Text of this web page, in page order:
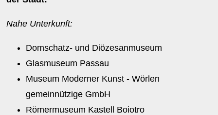
Nahe Unterkunft:
Domschatz- und Diözesanmuseum
Glasmuseum Passau
Museum Moderner Kunst - Wörlen
gemeinnützige GmbH
Römermuseum Kastell Boiotro